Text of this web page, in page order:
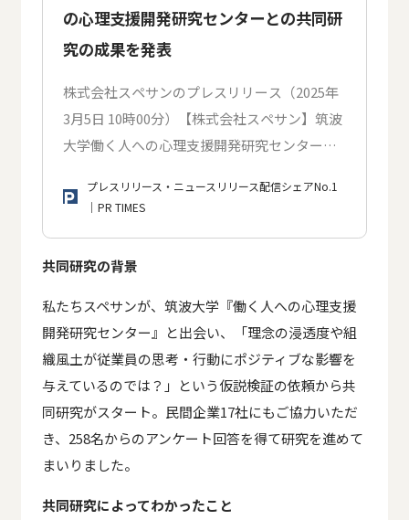
の心理支援開発研究センターとの共同研
究の成果を発表
株式会社スペサンのプレスリリース（2025年
3月5日 10時00分）【株式会社スペサン】筑波
大学働く人への心理支援開発研究センターと
プレスリリース・ニュースリリース配信シェアNo.1
｜PR TIMES
共同研究の背景
私たちスペサンが、筑波大学『働く人への心理支援
開発研究センター』と出会い、「理念の浸透度や組
織風土が従業員の思考・行動にポジティブな影響を
与えているのでは？」という仮説検証の依頼から共
同研究がスタート。民間企業17社にもご協力いただ
き、258名からのアンケート回答を得て研究を進めて
まいりました。
共同研究によってわかったこと